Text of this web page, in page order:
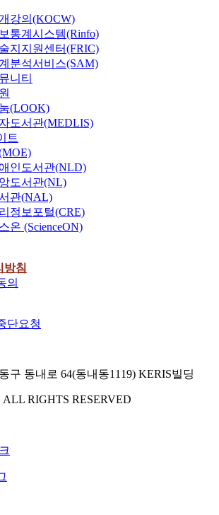
강의(KOCW)
통계시스템(Rinfo)
지지원센터(FRIC)
분석서비스(SAM)
니티
(LOOK)
도서관(MEDLIS)
트
인도서관(NLD)
도서관(NL)
관(NAL)
정보포털(CRE)
온 (ScienceON)
방침
의
단요청
구 동내로 64(동내동1119) KERIS빌딩
RIGHTS RESERVED